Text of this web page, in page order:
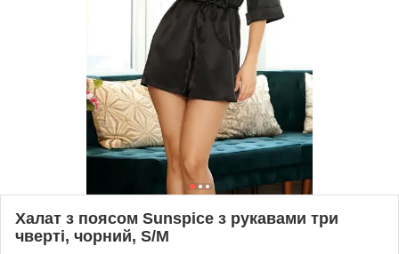
Халат з поясом Sunspice з рукавами три
чверті, чорний, S/M